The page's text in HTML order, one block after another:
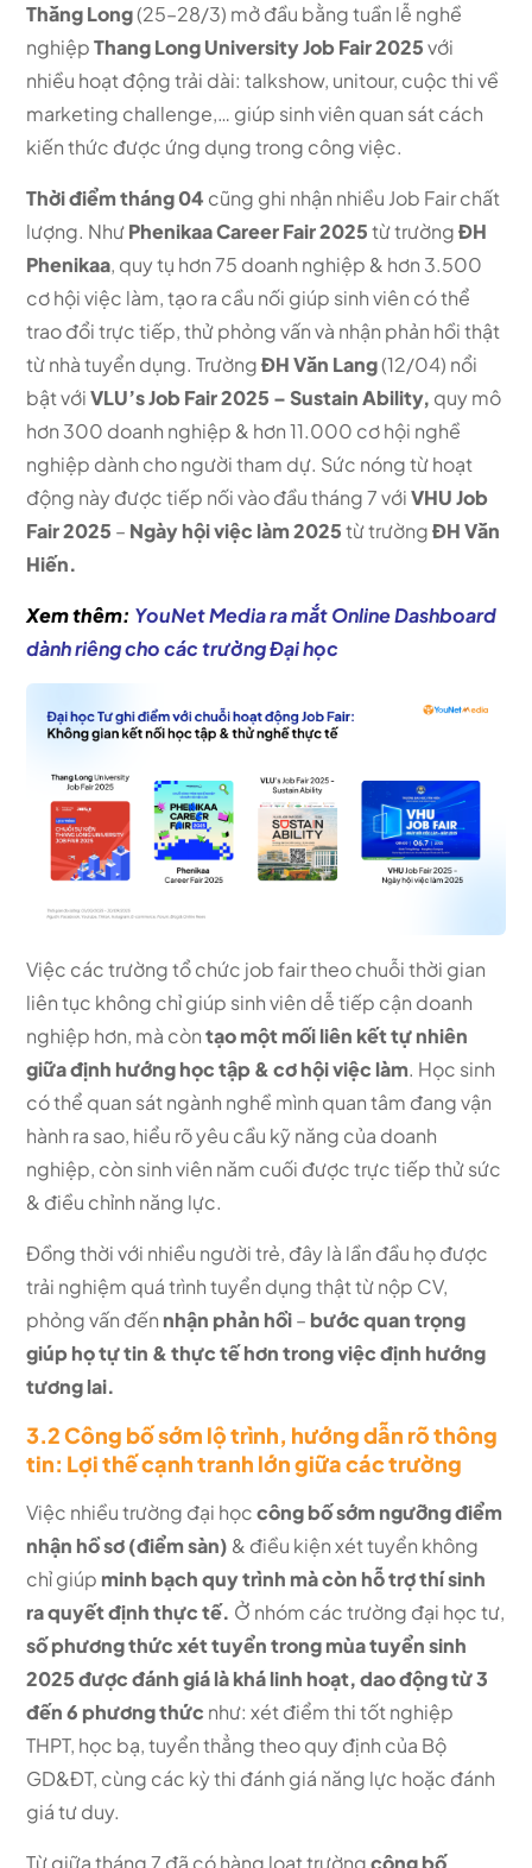
Thăng Long(25–28/3) mở đầu bằng tuần lễ nghề
nghiệpThang Long University Job Fair 2025 với
nhiều hoạt động trải dài: talkshow, unitour, cuộc thi về
marketing challenge,… giúp sinh viên quan sát cách
kiến thức được ứng dụng trong công việc.
Thời điểm tháng 04 cũng ghi nhận nhiều Job Fair chất
lượng. NhưPhenikaa Career Fair 2025từ trườngĐH
Phenikaa, quy tụ hơn 75 doanh nghiệp & hơn 3.500
cơ hội việc làm, tạo ra cầu nối giúp sinh viên có thể
trao đổi trực tiếp, thử phỏng vấn và nhận phản hồi thật
từ nhà tuyển dụng. TrườngĐH Văn Lang(12/04) nổi
bật vớiVLU’s Job Fair 2025 – Sustain Ability, quy mô
hơn 300 doanh nghiệp & hơn 11.000 cơ hội nghề
nghiệp dành cho người tham dự. Sức nóng từ hoạt
động này được tiếp nối vào đầu tháng 7 vớiVHU Job
Fair 2025 – Ngày hội việc làm 2025từ trườngĐH Văn
Hiến.
Xem thêm: YouNet Media ra mắt Online Dashboard
dành riêng cho các trường Đại học
Việc các trường tổ chức job fair theo chuỗi thời gian
liên tục không chỉ giúp sinh viên dễ tiếp cận doanh
nghiệp hơn, mà còntạo một mối liên kết tự nhiên
giữa định hướng học tập & cơ hội việc làm. Học sinh
có thể quan sát ngành nghề mình quan tâm đang vận
hành ra sao, hiểu rõ yêu cầu kỹ năng của doanh
nghiệp, còn sinh viên năm cuối được trực tiếp thử sức
& điều chỉnh năng lực.
Đồng thời với nhiều người trẻ, đây là lần đầu họ được
trải nghiệm quá trình tuyển dụng thật từ nộp CV,
phỏng vấn đến nhận phản hồi– bước quan trọng
giúp họ tự tin & thực tế hơn trong việc định hướng
tương lai.
3.2 Công bố sớm lộ trình, hướng dẫn rõ thông
tin: Lợi thế cạnh tranh lớn giữa các trường
Việc nhiều trường đại họccông bố sớm ngưỡng điểm
nhận hồ sơ (điểm sàn) & điều kiện xét tuyển không
chỉ giúp minh bạch quy trình mà còn hỗ trợ thí sinh
ra quyết định thực tế. Ở nhóm các trường đại học tư,
số phương thức xét tuyển trong mùa tuyển sinh
2025 được đánh giá là khá linh hoạt, dao động từ 3
đến 6 phương thức như: xét điểm thi tốt nghiệp
THPT, học bạ, tuyển thẳng theo quy định của Bộ
GD&ĐT, cùng các kỳ thi đánh giá năng lực hoặc đánh
giá tư duy.
Từ giữa tháng 7 đã có hàng loạt trườngcông bố